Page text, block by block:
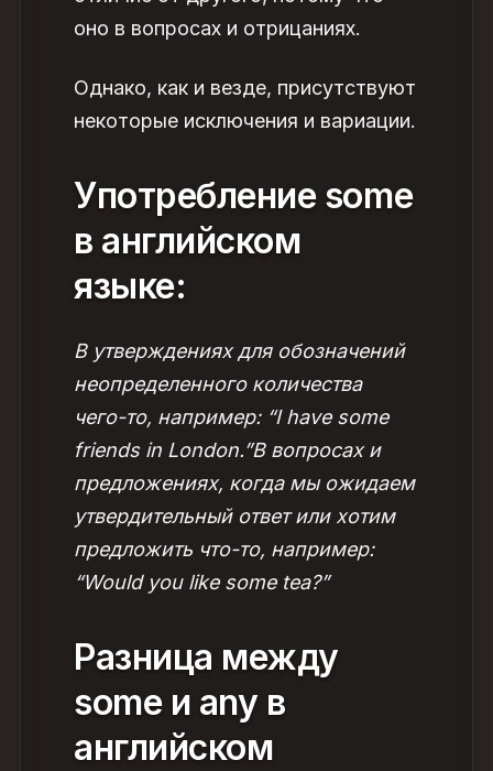
оно в вопросах и отрицаниях.
Однако, как и везде, присутствуют
некоторые исключения и вариации.
Употребление some
в английском
языке:
В утверждениях для обозначений
неопределенного количества
чего-то, например: “I have some
friends in London.”В вопросах и
предложениях, когда мы ожидаем
утвердительный ответ или хотим
предложить что-то, например:
“Would you like some tea?”
Разница между
some и any в
английском